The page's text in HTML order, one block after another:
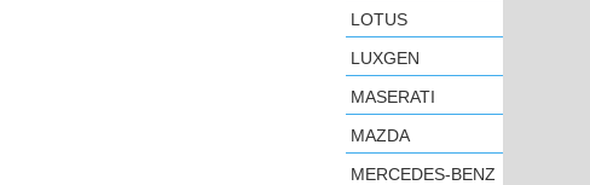
LOTUS
LUXGEN
MASERATI
MAZDA
MERCEDES-BENZ